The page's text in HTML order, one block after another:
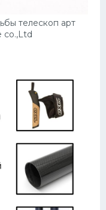
телескоп арт
co.,Ltd